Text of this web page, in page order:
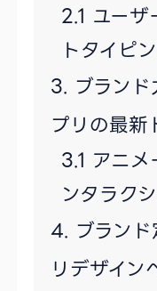
ユーザ
トタイピ
ブラン
プリの最新
アニ
ンタラク
ブラン
リデザイン